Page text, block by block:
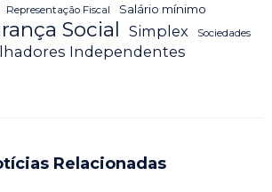
Representação Fiscal
Salário mínimo
Social Simplex
Sociedades
Independentes
Relacionadas